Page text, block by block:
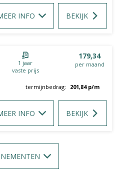
INFO BEKIJK
1 jaar
vaste prijs
179,34
per maand
termijnbedrag: 201,84 p/m
INFO BEKIJK